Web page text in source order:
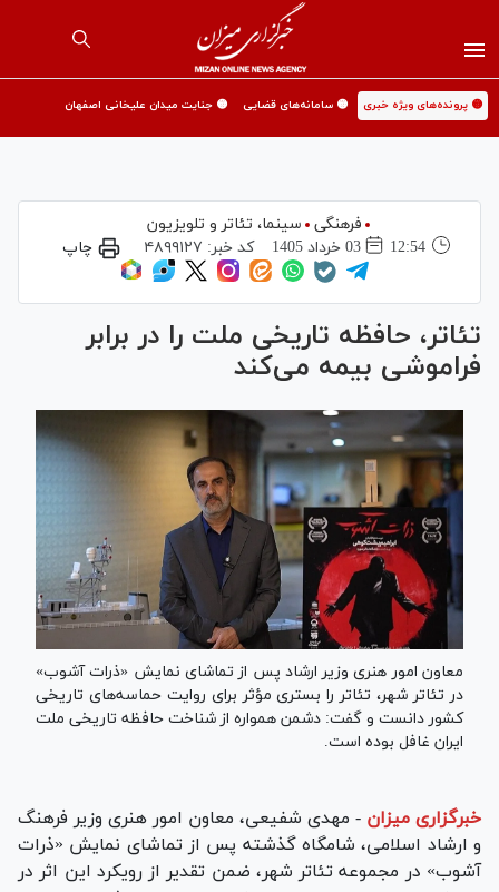
🟡 پرونده‌های ویژه خبری 🟡 سامانه‌های قضایی 🟡 جنایت میدان علیخانی اصفهان
فرهنگی
سینما،‌ تئاتر و تلویزیون
12:54
03 خرداد 1405 کد خبر: ۴۸۹۹۱۲۷ چاپ
تئاتر، حافظه تاریخی ملت را در برابر
فراموشی بیمه می‌کند
معاون امور هنری وزیر ارشاد پس از تماشای نمایش «ذرات آشوب»
در تئاتر شهر، تئاتر را بستری مؤثر برای روایت حماسه‌های تاریخی
کشور دانست و گفت: دشمن همواره از شناخت حافظه تاریخی ملت
ایران غافل بوده است.
خبرگزاری میزان - مهدی شفیعی، معاون امور هنری وزیر فرهنگ
و ارشاد اسلامی، شامگاه گذشته پس از تماشای نمایش «ذرات
آشوب» در مجموعه تئاتر شهر، ضمن تقدیر از رویکرد این اثر در